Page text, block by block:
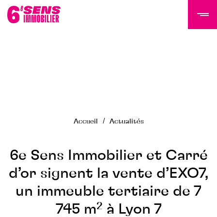
NOS PROGRAMMES
Tertiaire
Résidentiel
Programmes livrés
Accueil Actualités
6e Sens Immobilier et Carré
d’or signent la vente d’EXO7,
un immeuble tertiaire de 7
745 m² à Lyon 7